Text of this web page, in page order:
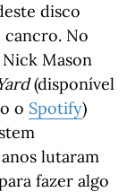
disco
cancro. No
Nick Mason
(disponível
o Spotify)
lutaram
fazer algo